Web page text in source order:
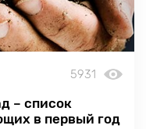
5931
– список
в первый год